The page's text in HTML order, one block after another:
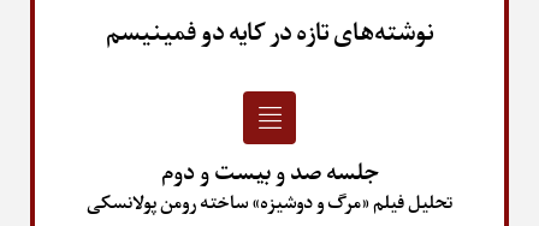
نوشته‌های تازه در کایه دو فمینیسم
جلسه صد و بیست و دوم
تحلیل فیلم «مرگ و دوشیزه» ساخته رومن پولانسکی